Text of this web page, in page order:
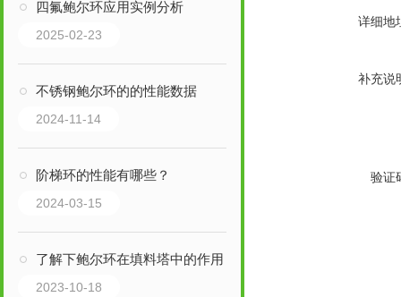
四氟鲍尔环应用实例分析
2025-02-23
不锈钢鲍尔环的的性能数据
2024-11-14
阶梯环的性能有哪些？
2024-03-15
了解下鲍尔环在填料塔中的作用
2023-10-18
详细地
补充说
验证